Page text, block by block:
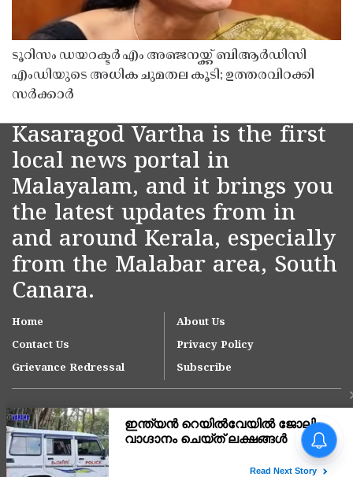
ടൂറിസം ഡയറക്ടർ എം അഞ്ജനയ്ക്ക് ബിആർഡിസി
എംഡിയുടെ അധിക ചുമതല കൂടി; ഉത്തരവിറക്കി
സർക്കാർ
Kasaragod Vartha is the first
local news portal in
Malayalam, and it brings you
the latest updates from in
and around Kerala, especially
from the Malabar area, South
Canara.
Home
About Us
Contact Us
Privacy Policy
Grievance Redressal
Subscribe